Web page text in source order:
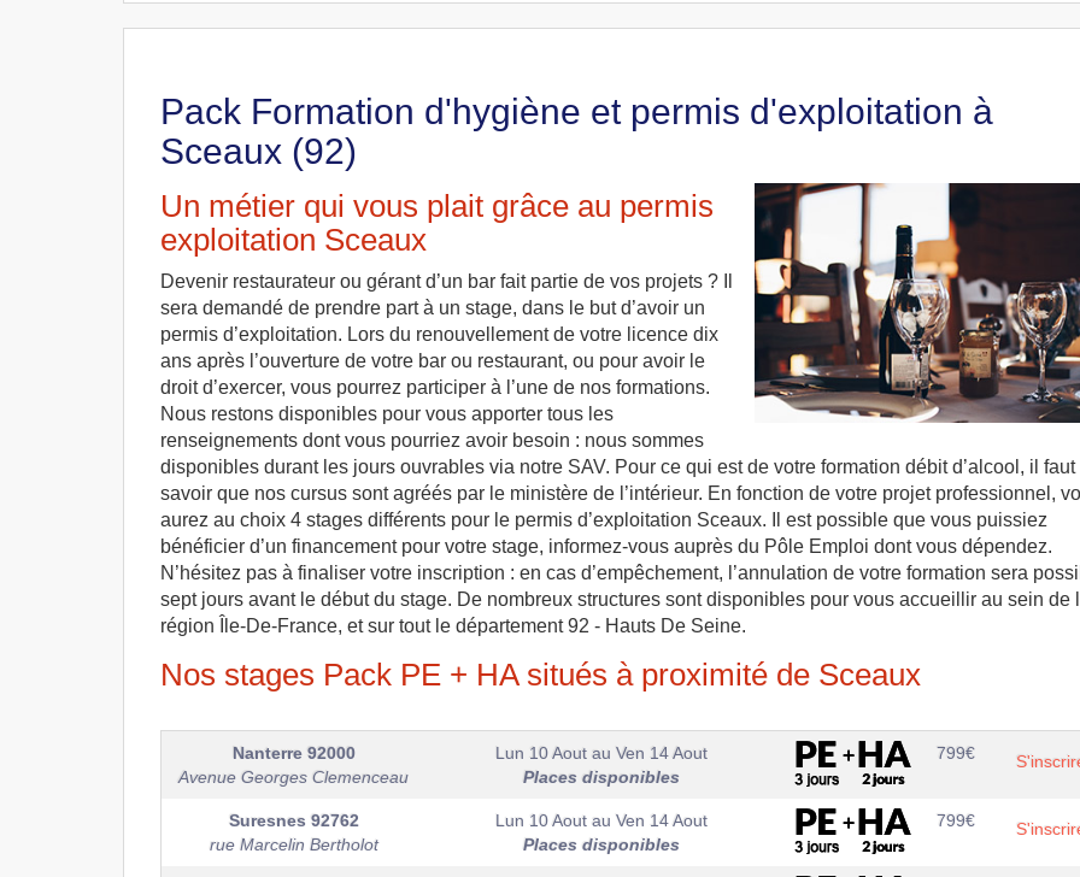
Pack Formation d'hygiène et permis d'exploitation à
Sceaux (92)
Un métier qui vous plait grâce au permis
exploitation Sceaux
Devenir restaurateur ou gérant d’un bar fait partie de vos projets ? Il
sera demandé de prendre part à un stage, dans le but d’avoir un
permis d’exploitation. Lors du renouvellement de votre licence dix
ans après l’ouverture de votre bar ou restaurant, ou pour avoir le
droit d’exercer, vous pourrez participer à l’une de nos formations.
Nous restons disponibles pour vous apporter tous les
renseignements dont vous pourriez avoir besoin : nous sommes
disponibles durant les jours ouvrables via notre SAV. Pour ce qui est de votre formation débit d’alcool, il faut
savoir que nos cursus sont agréés par le ministère de l’intérieur. En fonction de votre projet professionnel,
aurez au choix 4 stages différents pour le permis d’exploitation Sceaux. Il est possible que vous puissiez
bénéficier d’un financement pour votre stage, informez-vous auprès du Pôle Emploi dont vous dépendez.
N’hésitez pas à finaliser votre inscription : en cas d’empêchement, l’annulation de votre formation sera
sept jours avant le début du stage. De nombreux structures sont disponibles pour vous accueillir au sein de
région Île-De-France, et sur tout le département 92 - Hauts De Seine.
Nos stages Pack PE + HA situés à proximité de Sceaux
Nanterre 92000
Avenue Georges Clemenceau
Lun 10 Aout au Ven 14 Aout
Places disponibles
799€
Suresnes 92762
rue Marcelin Bertholot
Lun 10 Aout au Ven 14 Aout
Places disponibles
799€